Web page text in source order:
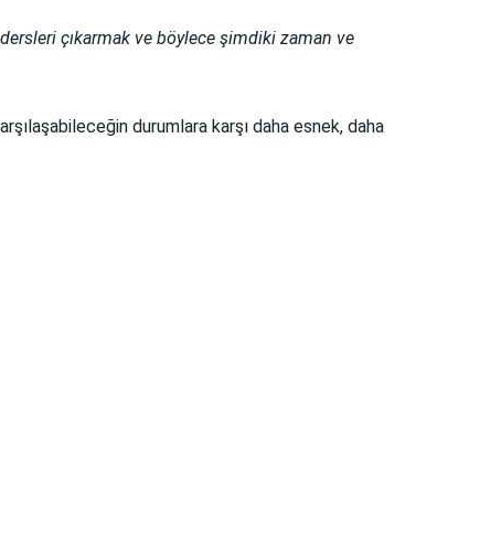
çıkarmak ve böylece şimdiki zaman ve
durumlara karşı daha esnek, daha